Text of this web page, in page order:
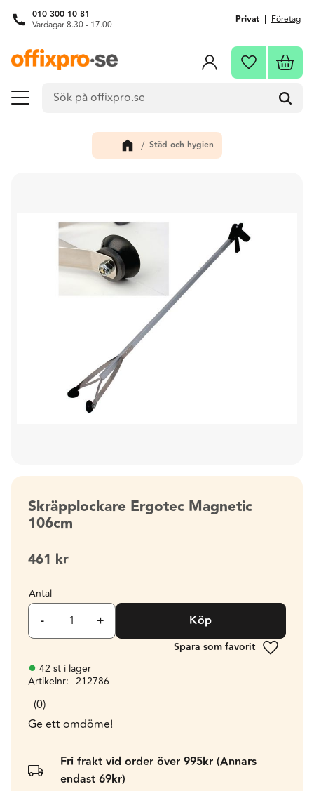
Meny
010 300 10 81
Vardagar 8.30 - 17.00 Privat Företag
Favoriter
Städ och hygien
Skräpplockare Ergotec Magnetic
106cm
461 kr
Antal
+
- Köp
Lägg till
42 st i lager
Artikelnr
212786
0
Ge ett omdöme!
Fri frakt vid order över 995kr (Annars
endast 69kr)